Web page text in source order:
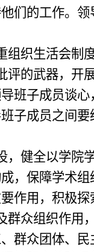
们的工作。
组织生活会制
评的武器，开
班子成员谈
子成员之间
，健全以学院
，保障学术
作用，积极
群众组织作用
群众团体、